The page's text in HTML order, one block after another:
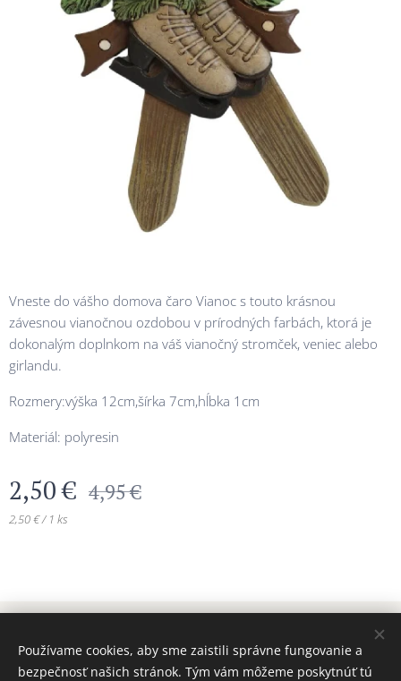
Vneste do vášho domova čaro Vianoc s touto krásnou
závesnou vianočnou ozdobou v prírodných farbách, ktorá je
dokonalým doplnkom na váš vianočný stromček, veniec alebo
girlandu.
Rozmery:výška 12cm,šírka 7cm,hĺbka 1cm
Materiál: polyresin
2,50€ 4,95€
2,50 € / 1 ks
www.majadizajn.eu
Cookies
Používame cookies, aby sme zaistili správne fungovanie a
bezpečnosť našich stránok. Tým vám môžeme poskytnúť tú